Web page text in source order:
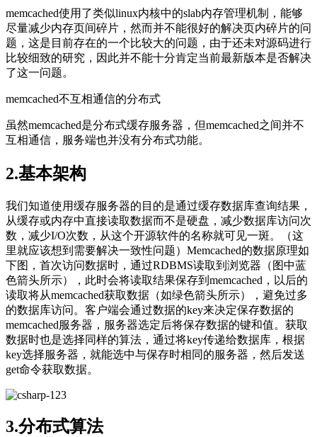
memcached使用了类似linux内核中的slab内存管理机制，能够
尽量减少内存页间碎片，然而并不能很好的解决页内碎片的问
题，这是目前存在的一个比较大的问题，由于还未对源码进行
比较细致的研究，因此并不能十分肯定当前最新版本是否解决
了这一问题。
memcached不互相通信的分布式
虽然memcached是分布式缓存服务器，但memcached之间并不
互相通信，服务端也并没有分布式功能。
2.基本架构
我们知道使用缓存服务器的目的是通过缓存数据库查询结果，
从缓存或内存中直接读取数据而不是硬盘，减少数据库访问次
数，减少I/O次数，从这个开源软件的名称就可见一斑。（这
里就应该想到需要解决一致性问题）Memcached的数据原理如
下图，首次访问数据时，通过RDBMS读取到浏览器（图中蓝
色箭头所示），此时会将读取结果保存到memcached，以后的
读取将从memcached获取数据（如绿色箭头所示），避免过多
的数据库访问。客户端会通过数据的key来决定保存数据的
memcached服务器，服务器选定后将保存数据的键和值。获取
数据时也是选择同样的算法，通过将key传递给数据库，根据
key选择服务器，就能选中与保存时相同的服务器，然后发送
get命令获取数据。
3.分布式算法